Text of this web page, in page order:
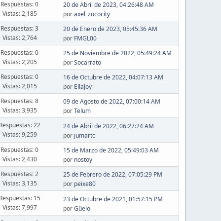
Respuestas: 0
Vistas: 2,185
20 de Abril de 2023, 04:26:48 AM
poraxel_zococity
Respuestas: 3
Vistas: 2,764
20 de Enero de 2023, 05:45:36 AM
por FMGL00
Respuestas: 0
Vistas: 2,205
25 de Noviembre de 2022, 05:49:24 AM
porSocarrato
Respuestas: 0
Vistas: 2,015
16 de Octubre de 2022, 04:07:13 AM
por EllaJoy
Respuestas: 8
Vistas: 3,935
09 de Agosto de 2022, 07:00:14 AM
porTelum
22
Vistas: 9,259
24 de Abril de 2022, 06:27:24 AM
por jumartc
Respuestas: 0
Vistas: 2,430
15 de Marzo de 2022, 05:49:03 AM
por nostoy
Respuestas: 2
Vistas: 3,135
25 de Febrero de 2022, 07:05:29 PM
por peixe80
15
Vistas: 7,997
23 de Octubre de 2021, 01:57:15 PM
porGüelo